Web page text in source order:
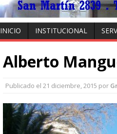
INICIO INSTITUCIONAL
Alberto
Publicado el 21 diciembre, 2015 por